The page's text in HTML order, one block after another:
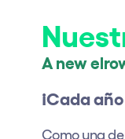
Política de Cookies
Aviso Legal
A new
¡Cada
Como una de